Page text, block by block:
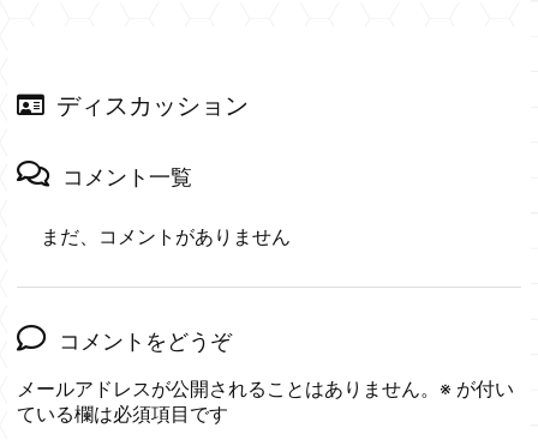
ディスカッション
コメント一覧
まだ、コメントがありません
コメントをどうぞ
メールアドレスが公開されることはありません。 ※ が付い
ている欄は必須項目です